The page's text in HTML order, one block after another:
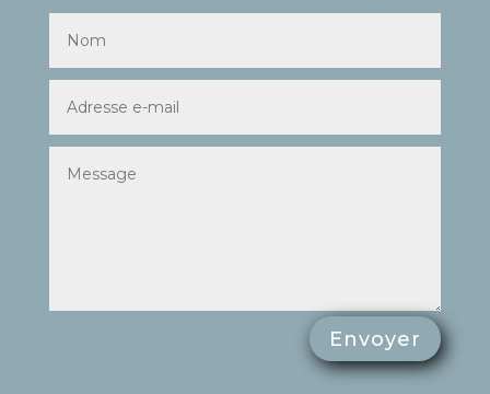
Envoyer